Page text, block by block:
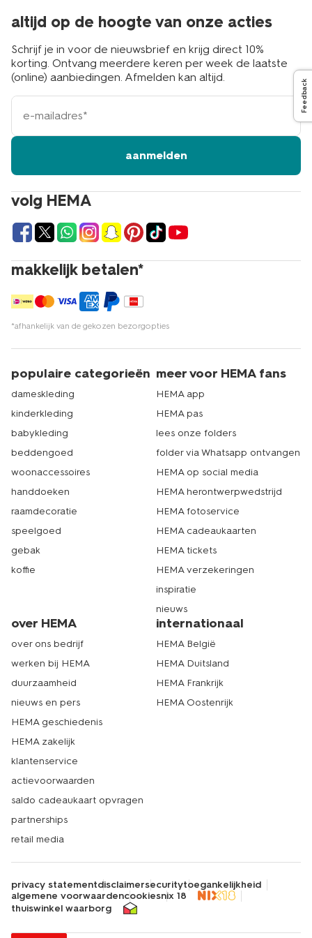
volg HEMA
makkelijk betalen*
*afhankelijk van de gekozen bezorgopties
altijd op de hoogte van onze acties
Schrijf je in voor de nieuwsbrief en krijg direct 10%
korting. Ontvang meerdere keren per week de laatste
(online) aanbiedingen. Afmelden kan altijd.
e-
mailadres
aanmelden
populaire categorieën
dameskleding
kinderkleding
babykleding
beddengoed
woonaccessoires
handdoeken
raamdecoratie
speelgoed
gebak
koffie
meer voor HEMA fans
HEMA app
HEMA pas
lees onze folders
folder via Whatsapp ontvangen
HEMA op social media
HEMA herontwerpwedstrijd
HEMA fotoservice
HEMA cadeaukaarten
HEMA tickets
HEMA verzekeringen
inspiratie
nieuws
over HEMA
over ons bedrijf
werken bij HEMA
duurzaamheid
nieuws en pers
HEMA geschiedenis
HEMA zakelijk
klantenservice
actievoorwaarden
saldo cadeaukaart opvragen
partnerships
retail media
internationaal
HEMA België
HEMA Duitsland
HEMA Frankrijk
HEMA Oostenrijk
privacy statementdisclaimersecuritytoegankelijkheid
algemene voorwaardencookiesnix 18
thuiswinkel waarborg
Feedback